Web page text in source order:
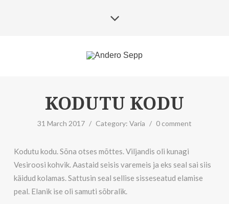
KODUTU KODU
31 March 2017 / Category: Varia / 0 comment
Kodutu kodu. Sõna otses mõttes. Viljandis oli kunagi
Vesiroosi kohvik. Aastaid seisis varemeis ja eks seal sai siis
käidud kolamas. Sattusin seal sellise sisseseatud elamise
peal. Elanik ise oli samuti sõbralik.